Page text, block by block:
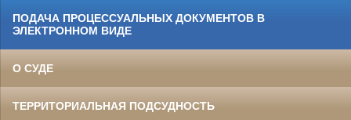
ПОДАЧА ПРОЦЕССУАЛЬНЫХ ДОКУМЕНТОВ В
ЭЛЕКТРОННОМ ВИДЕ
О СУДЕ
ТЕРРИТОРИАЛЬНАЯ ПОДСУДНОСТЬ